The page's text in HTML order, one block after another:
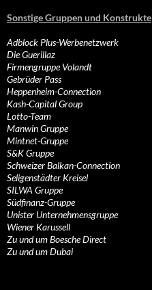
Sonstige Gruppen und Konstrukte
Adblock Plus-Werbenetzwerk
Die Guerillaz
Firmengruppe Volandt
Gebrüder Pass
Heppenheim-Connection
Kash-Capital Group
Lotto-Team
Manwin Gruppe
Mintnet-Gruppe
S&K Gruppe
Schweizer Balkan-Connection
Seligenstädter Kreisel
SILWA Gruppe
Südfinanz-Gruppe
Unister Unternehmensgruppe
Wiener Karussell
Zu und um Boesche Direct
Zu und um Dubai